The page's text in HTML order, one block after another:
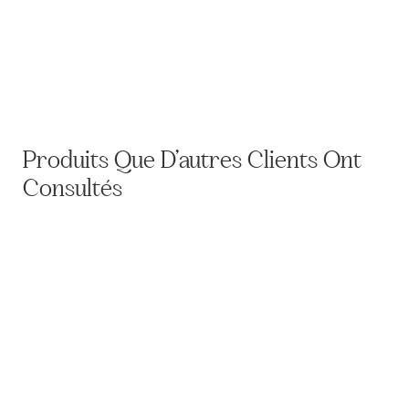
Produits Que D’autres Clients Ont
Consultés